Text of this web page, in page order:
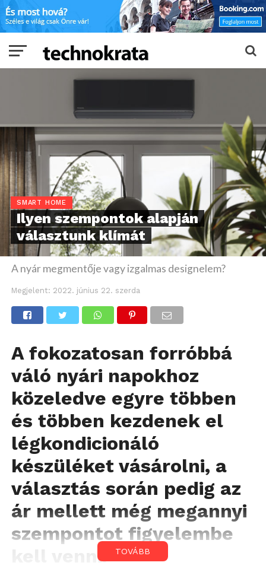
SMART HOME
Ilyen szempontok alapján
választunk klímát
A nyár megmentője vagy izgalmas designelem?
Megjelent: 2022. június 22. szerda
A fokozatosan forróbbá
váló nyári napokhoz
közeledve egyre többen
és többen kezdenek el
légkondicionáló
készüléket vásárolni, a
választás során pedig az
ár mellett még megannyi
szempontot figyelembe
kell venni.
TOVÁBB